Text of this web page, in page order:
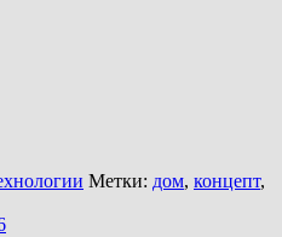
Метки: дом, концепт,